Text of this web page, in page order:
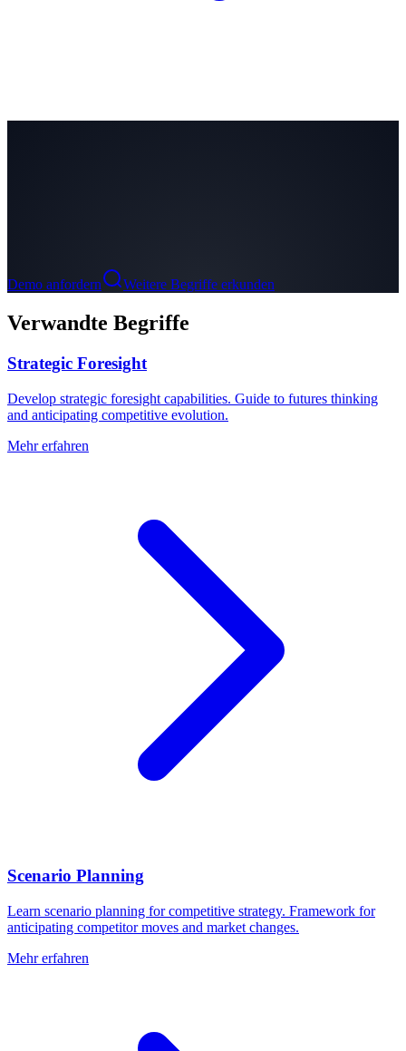
Demo anfordern Weitere Begriffe erkunden
Verwandte Begriffe
Strategic Foresight
Develop strategic foresight capabilities. Guide to futures thinking
and anticipating competitive evolution.
Mehr erfahren
Scenario Planning
Learn scenario planning for competitive strategy. Framework for
anticipating competitor moves and market changes.
Mehr erfahren